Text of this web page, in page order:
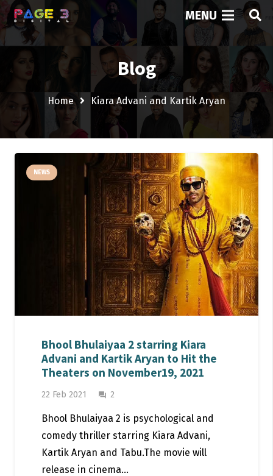
MENU
Blog
Home Kiara Advani and Kartik Aryan
NEWS
Bhool Bhulaiyaa 2 starring Kiara
Advani and Kartik Aryan to Hit the
Theaters on November19, 2021
22 Feb 2021 question_answer 2Comments
Bhool Bhulaiyaa 2 is psychological and
comedy thriller starring Kiara Advani,
Kartik Aryan and Tabu.The movie will
release in cinema…